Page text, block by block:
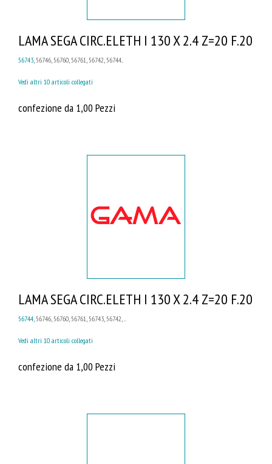
LAMA SEGA CIRC.ELETH I 130 X 2.4 Z=20 F.20
56743 , 56746, 56760, 56761, 56742, 56744...
Vedi altri 10 articoli collegati
confezione da 1,00 Pezzi
LAMA SEGA CIRC.ELETH I 130 X 2.4 Z=20 F.20
56744, 56746, 56760, 56761, 56743, 56742, ...
Vedi altri 10 articoli collegati
confezione da 1,00 Pezzi